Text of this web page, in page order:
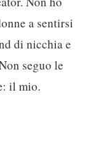
a sentirsi
di nicchia e
seguo le
il mio.